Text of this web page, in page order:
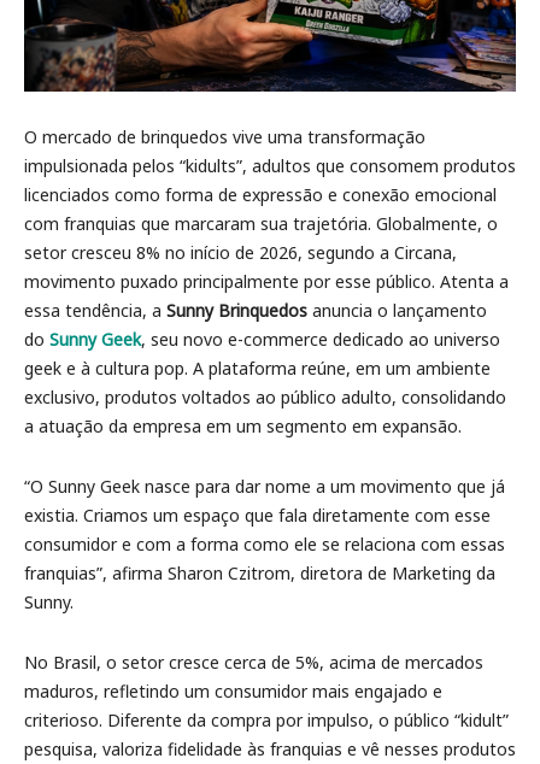
O mercado de brinquedos vive uma transformação
impulsionada pelos “kidults”, adultos que consomem produtos
licenciados como forma de expressão e conexão emocional
com franquias que marcaram sua trajetória. Globalmente, o
setor cresceu 8% no início de 2026, segundo a Circana,
movimento puxado principalmente por esse público. Atenta a
essa tendência, a Sunny Brinquedos anuncia o lançamento
do Sunny Geek, seu novo e-commerce dedicado ao universo
geek e à cultura pop. A plataforma reúne, em um ambiente
exclusivo, produtos voltados ao público adulto, consolidando
a atuação da empresa em um segmento em expansão.
“O Sunny Geek nasce para dar nome a um movimento que já
existia. Criamos um espaço que fala diretamente com esse
consumidor e com a forma como ele se relaciona com essas
franquias”, afirma Sharon Czitrom, diretora de Marketing da
Sunny.
No Brasil, o setor cresce cerca de 5%, acima de mercados
maduros, refletindo um consumidor mais engajado e
criterioso. Diferente da compra por impulso, o público “kidult”
pesquisa, valoriza fidelidade às franquias e vê nesses produtos